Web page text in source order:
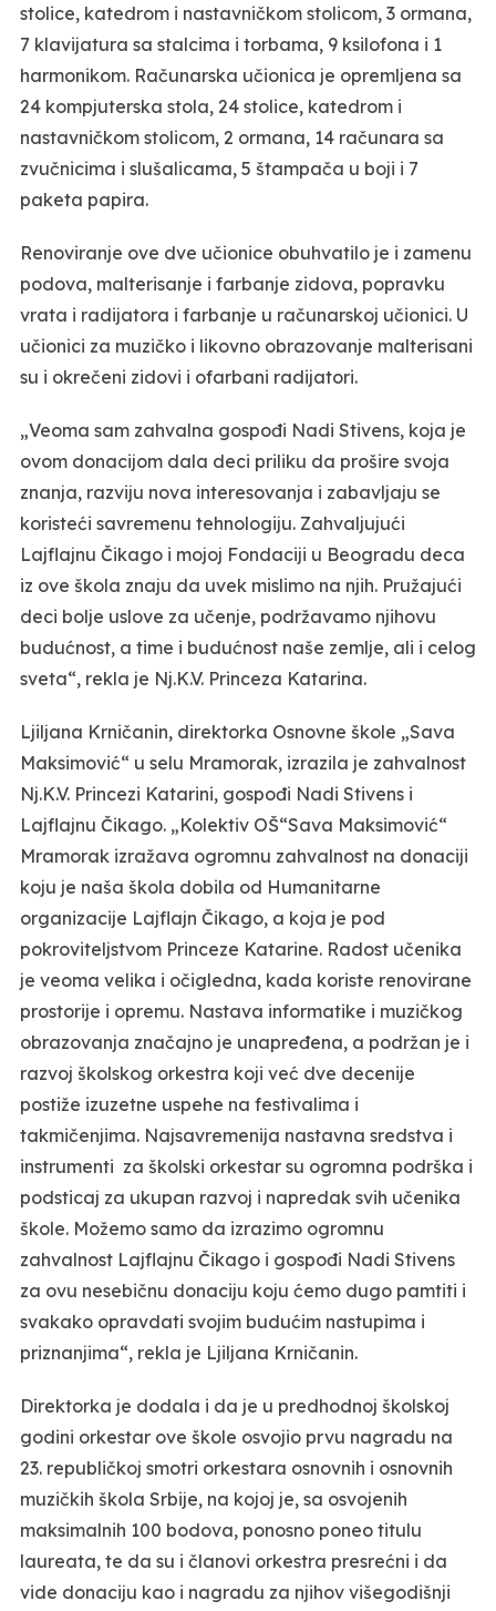
stolice, katedrom i nastavničkom stolicom, 3 ormana,
7 klavijatura sa stalcima i torbama, 9 ksilofona i 1
harmonikom. Računarska učionica je opremljena sa
24 kompjuterska stola, 24 stolice, katedrom i
nastavničkom stolicom, 2 ormana, 14 računara sa
zvučnicima i slušalicama, 5 štampača u boji i 7
paketa papira.
Renoviranje ove dve učionice obuhvatilo je i zamenu
podova, malterisanje i farbanje zidova, popravku
vrata i radijatora i farbanje u računarskoj učionici. U
učionici za muzičko i likovno obrazovanje malterisani
su i okrečeni zidovi i ofarbani radijatori.
„Veoma sam zahvalna gospođi Nadi Stivens, koja je
ovom donacijom dala deci priliku da prošire svoja
znanja, razviju nova interesovanja i zabavljaju se
koristeći savremenu tehnologiju. Zahvaljujući
Lajflajnu Čikago i mojoj Fondaciji u Beogradu deca
iz ove škola znaju da uvek mislimo na njih. Pružajući
deci bolje uslove za učenje, podržavamo njihovu
budućnost, a time i budućnost naše zemlje, ali i celog
sveta“, rekla je Nj.K.V. Princeza Katarina.
Ljiljana Krničanin, direktorka Osnovne škole „Sava
Maksimović“ u selu Mramorak, izrazila je zahvalnost
Nj.K.V. Princezi Katarini, gospođi Nadi Stivens i
Lajflajnu Čikago. „Kolektiv OŠ“Sava Maksimović“
Mramorak izražava ogromnu zahvalnost na donaciji
koju je naša škola dobila od Humanitarne
organizacije Lajflajn Čikago, a koja je pod
pokroviteljstvom Princeze Katarine. Radost učenika
je veoma velika i očigledna, kada koriste renovirane
prostorije i opremu. Nastava informatike i muzičkog
obrazovanja značajno je unapređena, a podržan je i
razvoj školskog orkestra koji već dve decenije
postiže izuzetne uspehe na festivalima i
takmičenjima. Najsavremenija nastavna sredstva i
instrumenti za školski orkestar su ogromna podrška i
podsticaj za ukupan razvoj i napredak svih učenika
škole. Možemo samo da izrazimo ogromnu
zahvalnost Lajflajnu Čikago i gospođi Nadi Stivens
za ovu nesebičnu donaciju koju ćemo dugo pamtiti i
svakako opravdati svojim budućim nastupima i
priznanjima“, rekla je Ljiljana Krničanin.
Direktorka je dodala i da je u predhodnoj školskoj
godini orkestar ove škole osvojio prvu nagradu na
23. republičkoj smotri orkestara osnovnih i osnovnih
muzičkih škola Srbije, na kojoj je, sa osvojenih
maksimalnih 100 bodova, ponosno poneo titulu
laureata, te da su i članovi orkestra presrećni i da
vide donaciju kao i nagradu za njihov višegodišnji